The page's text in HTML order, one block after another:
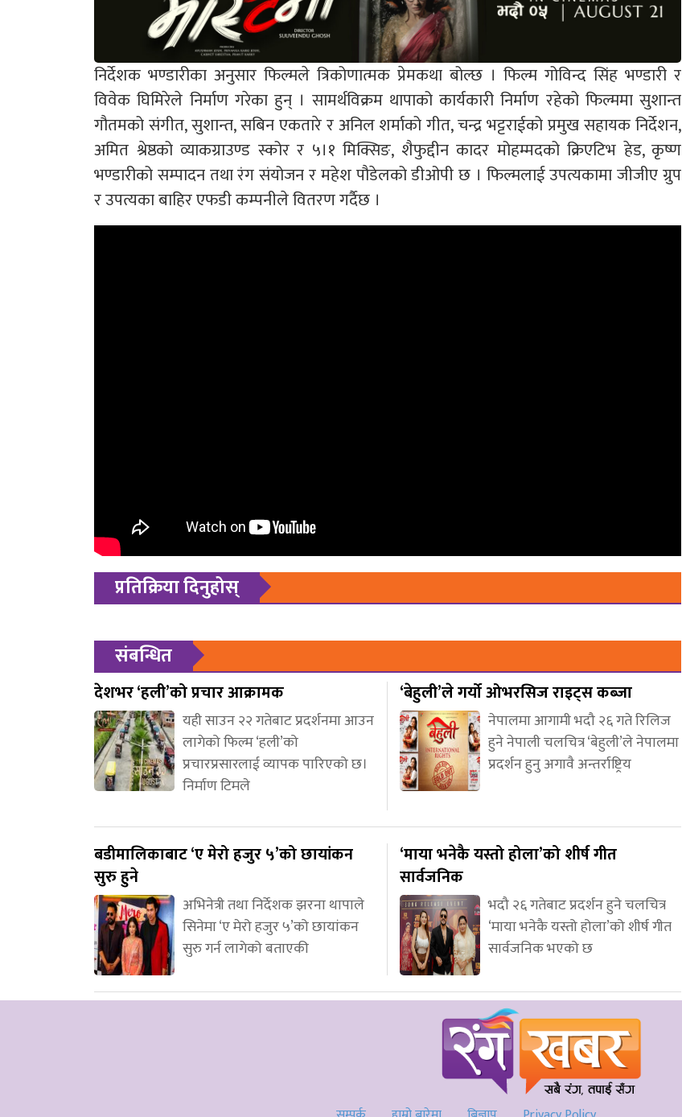
निर्देशक भण्डारीका अनुसार फिल्मले त्रिकोणात्मक प्रेमकथा बोल्छ । फिल्म गोविन्द सिंह भण्डारी र
विवेक घिमिरेले निर्माण गरेका हुन् । सामर्थविक्रम थापाको कार्यकारी निर्माण रहेको फिल्ममा सुशान्त
गौतमको संगीत, सुशान्त, सबिन एकतारे र अनिल शर्माको गीत, चन्द्र भट्टराईको प्रमुख सहायक निर्देशन,
अमित श्रेष्ठको व्याकग्राउण्ड स्कोर र ५।१ मिक्सिङ, शैफुद्दीन कादर मोहम्मदको क्रिएटिभ हेड, कृष्ण
भण्डारीको सम्पादन तथा रंग संयोजन र महेश पौडेलको डीओपी छ । फिल्मलाई उपत्यकामा जीजीए ग्रुप
र उपत्यका बाहिर एफडी कम्पनीले वितरण गर्दैछ ।
प्रतिक्रिया दिनुहोस्
संबन्धित
देशभर ‘हली’को प्रचार आक्रामक
यही साउन २२ गतेबाट प्रदर्शनमा आउन
लागेको फिल्म ‘हली’को
प्रचारप्रसारलाई व्यापक पारिएको छ।
निर्माण टिमले
‘बेहुली’ले गर्यो ओभरसिज राइट्स कब्जा
नेपालमा आगामी भदौ २६ गते रिलिज
हुने नेपाली चलचित्र ‘बेहुली’ले नेपालमा
प्रदर्शन हुनु अगावै अन्तर्राष्ट्रिय
बडीमालिकाबाट ‘ए मेरो हजुर ५’को छायांकन
सुरु हुने
अभिनेत्री तथा निर्देशक झरना थापाले
सिनेमा ‘ए मेरो हजुर ५’को छायांकन
सुरु गर्न लागेको बताएकी
‘माया भनेकै यस्तो होला’को शीर्ष गीत
सार्वजनिक
भदौ २६ गतेबाट प्रदर्शन हुने चलचित्र
‘माया भनेकै यस्तो होला’को शीर्ष गीत
सार्वजनिक भएको छ